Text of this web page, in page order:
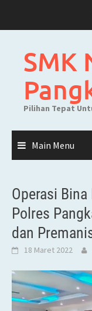
SMK
Pilihan Tepat
Main Menu
Operasi
Polres
dan
18 Maret 2022